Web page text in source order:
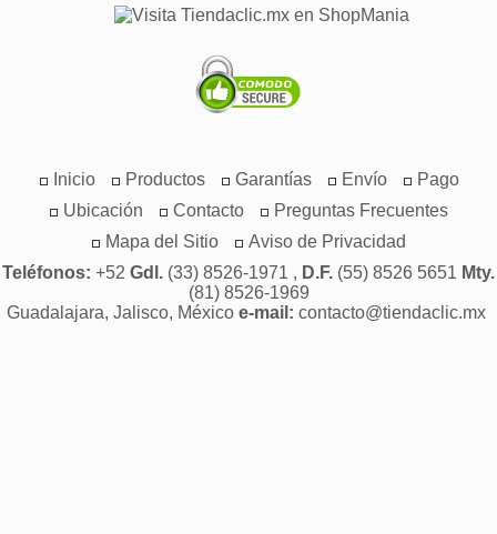
Inicio Productos Garantías Envío
Pago
Ubicación
Contacto
Preguntas Frecuentes
Mapa del Sitio
Aviso de Privacidad
Teléfonos: +52 Gdl. (33) 8526-1971 , D.F. (55) 8526 5651 Mty.
(81) 8526-1969
Guadalajara, Jalisco, México e-mail: contacto@tiendaclic.mx